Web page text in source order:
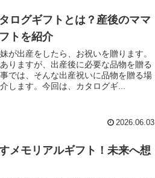
ログギフトとは？産後のママ
トを紹介
が出産をしたら、お祝いを贈ります。
りますが、出産後に必要な品物を贈る
では、そんな出産祝いに品物を贈る場
します。今回は、カタログギ...
2026.06.03
メモリアルギフト！未来へ想